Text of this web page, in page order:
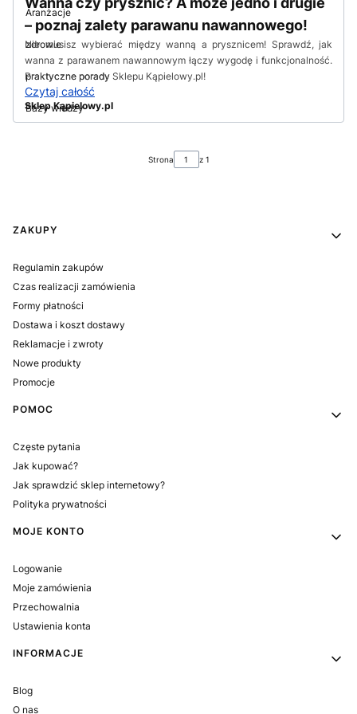
Aranżacje
zdrowie
praktyczne porady
Bazy wiedzy
– poznaj zalety parawanu nawannowego!
Nie musisz wybierać między wanną a prysznicem! Sprawdź, jak
wanna z parawanem nawannowym łączy wygodę i funkcjonalność.
Praktyczne porady Sklepu Kąpielowy.pl!
Czytaj całość
Sklep Kąpielowy.pl
Strona z 1
Linki w stopce
ZAKUPY
Regulamin zakupów
Czas realizacji zamówienia
Formy płatności
Dostawa i koszt dostawy
Reklamacje i zwroty
Nowe produkty
Promocje
POMOC
Częste pytania
Jak kupować?
Jak sprawdzić sklep internetowy?
Polityka prywatności
MOJE KONTO
Logowanie
Moje zamówienia
Przechowalnia
Ustawienia konta
INFORMACJE
Blog
O nas